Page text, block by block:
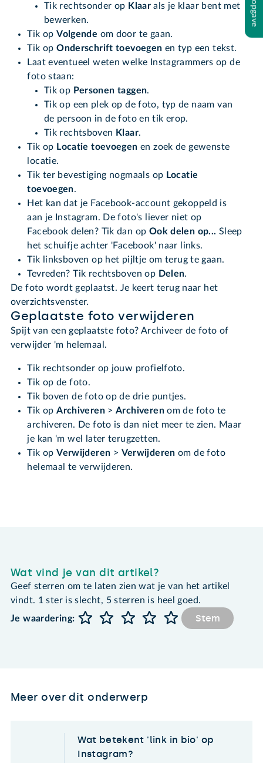
Tik rechtsonder op Klaarals je klaar bent met
bewerken.
Tik opVolgende om door te gaan.
Tik opOnderschrift toevoegen en typ een tekst.
Laat eventueel weten welke Instagrammers op de
foto staan:
Tik op Personen taggen.
Tik op een plek op de foto, typ de naam van
de persoon in de foto en tik erop.
Tik rechtsboven Klaar.
Tik op Locatie toevoegen en zoek de gewenste
locatie.
Tik ter bevestiging nogmaals op Locatie
toevoegen.
Het kan dat je Facebook-account gekoppeld is
aan je Instagram. De foto's liever niet op
Facebook delen? Tik dan op Ook delen op... Sleep
het schuifje achter 'Facebook' naar links.
Tik linksboven op het pijltje om terug te gaan.
Tevreden? Tik rechtsboven op Delen.
De foto wordt geplaatst. Je keert terug naar het
overzichtsvenster.
Geplaatste foto verwijderen
Spijt van een geplaatste foto? Archiveer de foto of
verwijder 'm helemaal.
Tik rechtsonder op jouw profielfoto.
Tik op de foto.
Tik boven de foto op de drie puntjes.
Tik opArchiveren >Archiverenom de foto te
archiveren. De foto is dan niet meer te zien. Maar
je kan 'm wel later terugzetten.
Tik opVerwijderen > Verwijderenom de foto
helemaal te verwijderen.
Wat vind je van dit artikel?
Geef sterren om te laten zien wat je van het artikel
vindt. 1 ster is slecht, 5 sterren is heel goed.
Je waardering:
Stem
Meer over dit onderwerp
Wat betekent 'link in bio' op
Instagram?